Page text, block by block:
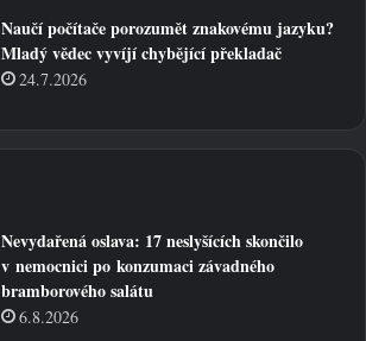
Naučí počítače porozumět znakovému jazyku?
Mladý vědec vyvíjí chybějící překladač
24.7.2026
Nevydařená oslava: 17 neslyšících skončilo
v nemocnici po konzumaci závadného
bramborového salátu
6.8.2026